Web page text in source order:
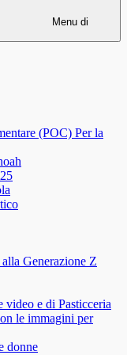
Menu di
(POC) Per la
Generazione Z
e di Pasticceria
le immagini per
donne